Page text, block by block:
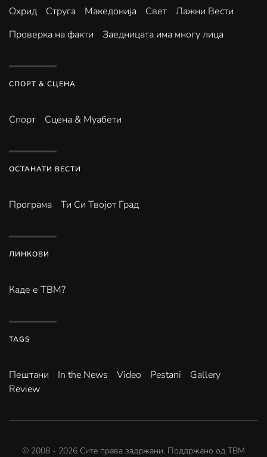
Охрид Струга Македонија Свет
Лажни Вести
Проверка на факти
Заедницата има многу лица
СПОРТ & СЦЕНА
Спорт Сцена & Муабети
ОСТАНАТИ ВЕСТИ
Програма Ти Си Твојот Град
ЛИНКОВИ
Каде е ТВМ?
TAGS
Пештани In the News Video Pestani
Gallery
Review
© 2008 - 2026 Сите права задржани. Поддржано од ТВМ